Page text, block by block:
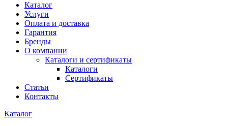
Каталог
Услуги
Оплата и доставка
Гарантия
Бренды
О компании
Каталоги и сертификаты
Каталоги
Сертификаты
Статьи
Контакты
Каталог